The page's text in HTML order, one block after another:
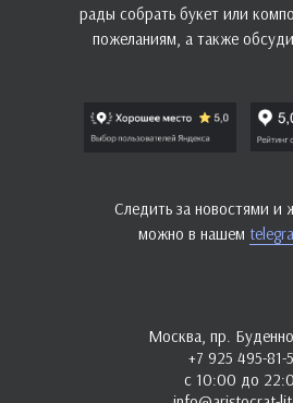
Москва, пр.
+7 925 495-81-
с 10:00 до
рады собрать букет или
пожеланиям, а также
Следить за новостями и
можно в нашем